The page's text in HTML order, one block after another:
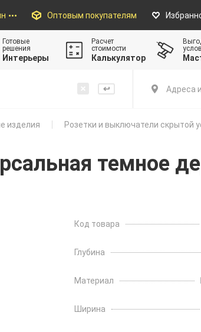
Оптовым покупателям
Готовые
решения
Интерьеры
Расчет
стоимости
Калькулятор
Адреса
изделия
Розетки и выключатели скрытой
темное
Код товара
Глубина
Материал
Ширина